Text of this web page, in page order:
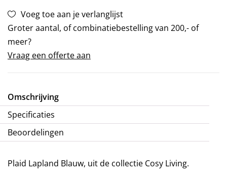
Voeg toe aan je verlanglijst
Groter aantal, of combinatiebestelling van 200,- of
meer?
Vraag een offerte aan
Omschrijving
Specificaties
Beoordelingen
Plaid Lapland Blauw, uit de collectie Cosy Living.